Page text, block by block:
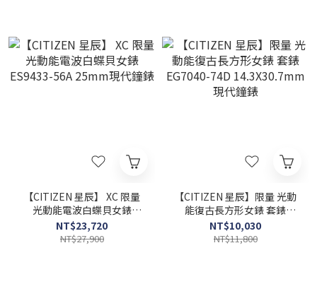
【CITIZEN 星辰】 XC 限量
光動能電波白蝶貝女錶
ES9433-56A 25mm現代鐘
錶
NT$23,720
NT$27,900
【CITIZEN 星辰】限量 光動
能復古長方形女錶 套錶
EG7040-74D 14.3X30.7mm
現代鐘錶
NT$10,030
NT$11,800